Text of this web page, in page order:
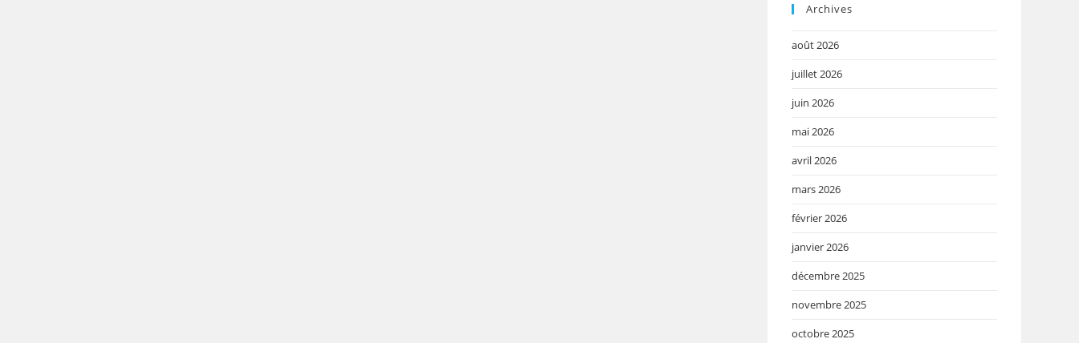
Archives
août 2026
juillet 2026
juin 2026
mai 2026
avril 2026
mars 2026
février 2026
janvier 2026
décembre 2025
novembre 2025
octobre 2025